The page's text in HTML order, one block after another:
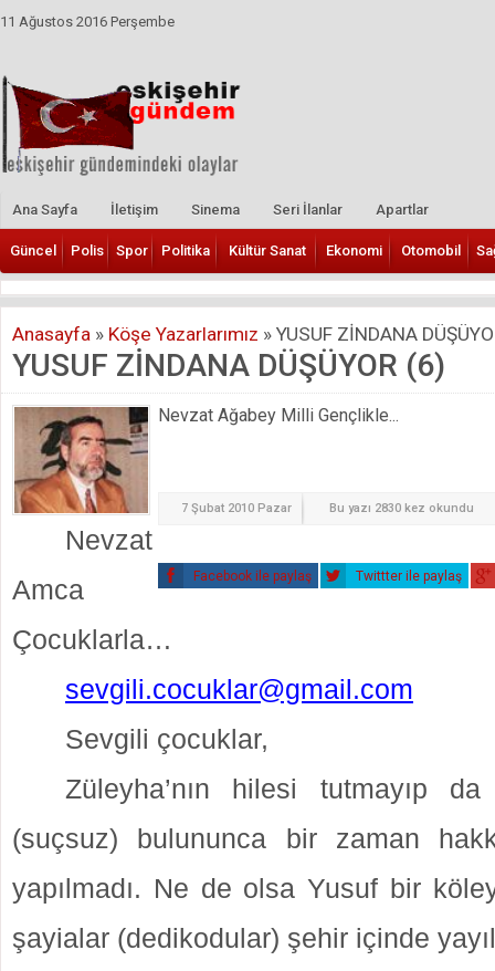
11 Ağustos 2016 Perşembe
Ana Sayfa İletişim Sinema Seri İlanlar Apartlar
Güncel Polis Spor Politika Kültür Sanat Ekonomi Otomobil
Anasayfa » Köşe Yazarlarımız » YUSUF ZİNDANA
YUSUF ZİNDANA DÜŞÜYOR (6)
Nevzat Ağabey Milli Gençlikle...
7 Şubat 2010 Pazar Bu yazı 2830 kez okundu
Facebook ile paylaş Twittter ile paylaş
Nevzat
Amca
Çocuklarla…
sevgili.cocuklar@gmail.com
Sevgili çocuklar,
Züleyha’nın hilesi tutmayıp
(suçsuz) bulununca bir zaman
yapılmadı. Ne de olsa Yusuf bir
şayialar (dedikodular) şehir içinde